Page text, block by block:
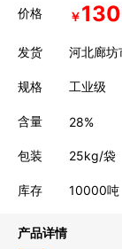
价格 ￥
发货 河北廊坊
规格 工业级
含量 28%
包装 25kg/袋
库存 10000吨
产品详情